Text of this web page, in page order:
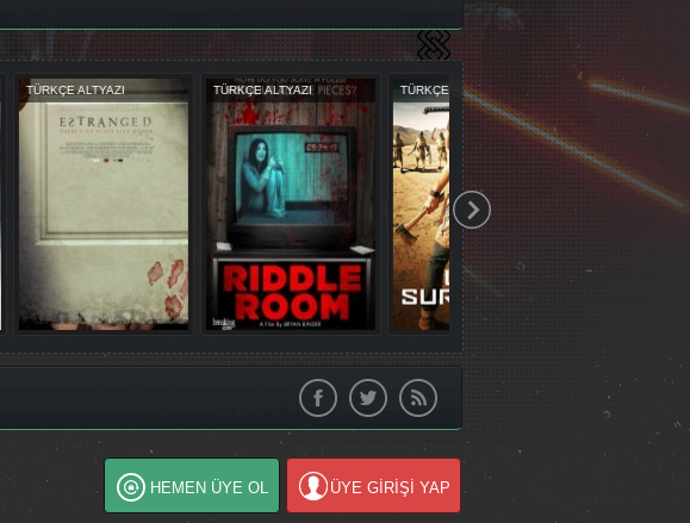
TÜRKÇE DUBLAJ TÜRKÇE DUBLAJ TÜRKÇE ALTYAZI
HEMEN ÜYE OL ÜYE GİRİŞİ YAP